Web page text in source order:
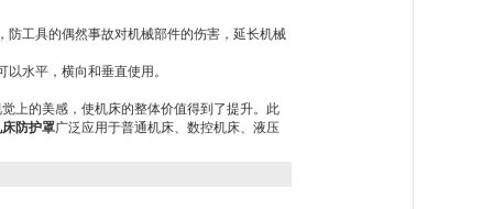
工具的偶然事故对机械部件的伤害，延长机械
水平，横向和垂直使用。
的美感，使机床的整体价值得到了提升。此
防护罩广泛应用于普通机床、数控机床、液压